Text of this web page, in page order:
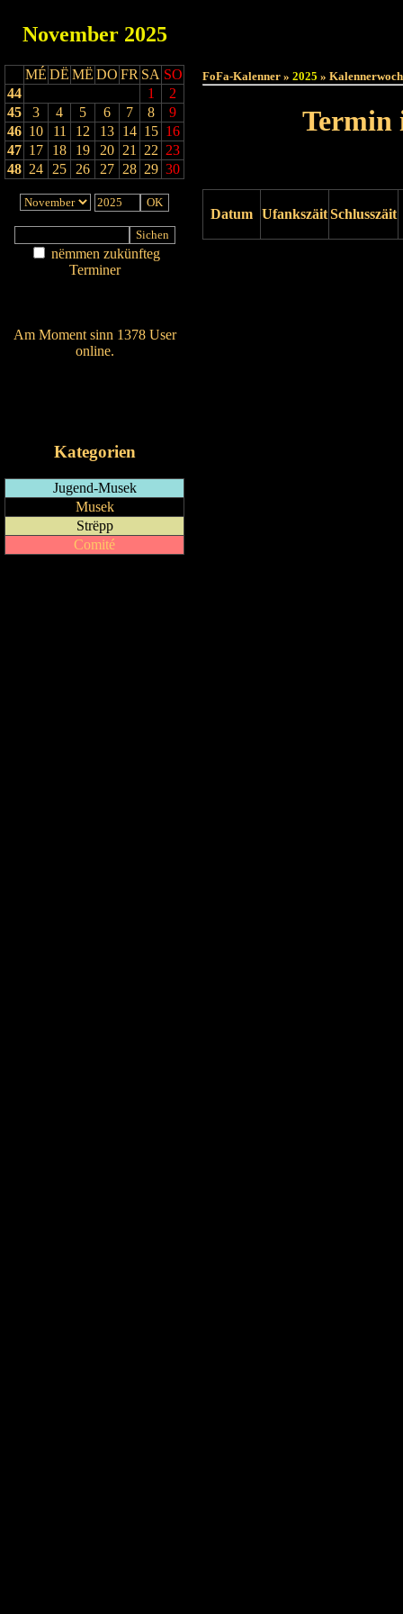
November 2025
MÉ DË MË DO FR SA SO
44
1
2
45
3 4 5 6 7 8
9
46 10 11 12 13 14 15 16
47 17 18 19 20 21 22 23
48 24 25 26 27 28 29 30
nëmmen zukünfteg
Terminer
Am Moment sinn 1378 User
online.
Kategorien
Jugend-Musek
Musek
Strëpp
Comité
FoFa-Kalenner » 2025 »
Termin
Datum UfankszäitSchlusszäit